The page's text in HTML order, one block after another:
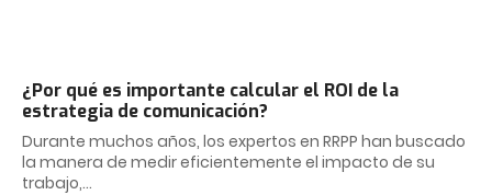
¿Por qué es importante calcular el ROI de la
estrategia de comunicación?
Durante muchos años, los expertos en RRPP han buscado
la manera de medir eficientemente el impacto de su
trabajo,